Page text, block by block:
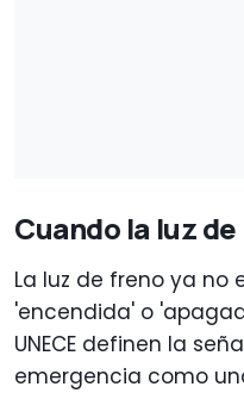
Cuando la luz
La luz de freno ya no
'encendida' o
UNECE definen la
emergencia como